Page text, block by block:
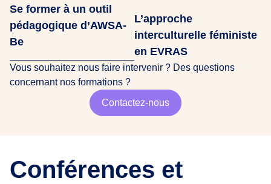
Se former à un outil
pédagogique d’AWSA-
Be
L’approche
interculturelle féministe
en EVRAS
Vous souhaitez nous faire intervenir ? Des questions
concernant nos formations ?
Contactez-nous
Conférences et